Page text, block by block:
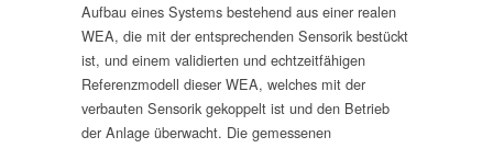
Aufbau eines Systems bestehend aus einer realen
WEA, die mit der entsprechenden Sensorik bestückt
ist, und einem validierten und echtzeitfähigen
Referenzmodell dieser WEA, welches mit der
verbauten Sensorik gekoppelt ist und den Betrieb
der Anlage überwacht. Die gemessenen